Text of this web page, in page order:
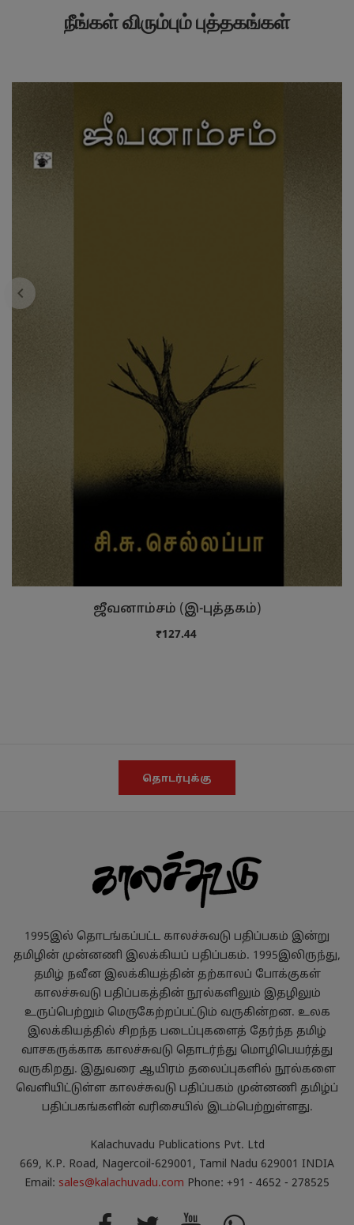
நீங்கள் விரும்பும் புத்தகங்கள்
ஜீவனாம்சம் (இ-புத்தகம்)
₹127.44
தொடர்புக்கு
1995இல் தொடங்கப்பட்ட காலச்சுவடு பதிப்பகம் இன்று
தமிழின் முன்னணி இலக்கியப் பதிப்பகம். 1995இலிருந்து,
தமிழ் நவீன இலக்கியத்தின் தற்காலப் போக்குகள்
காலச்சுவடு பதிப்பகத்தின் நூல்களிலும் இதழிலும்
உருப்பெற்றும் மெருகேற்றப்பட்டும் வருகின்றன. உலக
இலக்கியத்தில் சிறந்த படைப்புகளைத் தேர்ந்த தமிழ்
வாசகருக்காக காலச்சுவடு தொடர்ந்து மொழிபெயர்த்து
வருகிறது. இதுவரை ஆயிரம் தலைப்புகளில் நூல்களை
வெளியிட்டுள்ள காலச்சுவடு பதிப்பகம் முன்னணி தமிழ்ப்
பதிப்பகங்களின் வரிசையில் இடம்பெற்றுள்ளது.
Kalachuvadu Publications Pvt. Ltd
669, K.P. Road, Nagercoil-629001, Tamil Nadu 629001 INDIA
Email: sales@kalachuvadu.com Phone: +91 - 4652 - 278525